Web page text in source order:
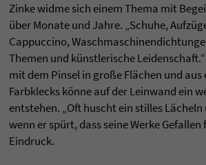
Zinke widme sich einem Thema mit
über Monate und Jahre. „Schuhe,
Cappuccino,
Themen und künstlerische
mit dem Pinsel in große Flächen und
Farbklecks könne auf der Leinwand ein
entstehen. „Oft huscht ein stilles Lächeln
wenn er spürt, dass seine Werke Gefallen
Eindruck.